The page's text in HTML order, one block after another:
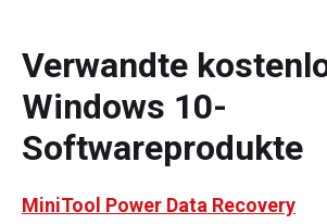
Verwandte
Windows 10-
Softwareprodukte
MiniTool Power Data Recovery